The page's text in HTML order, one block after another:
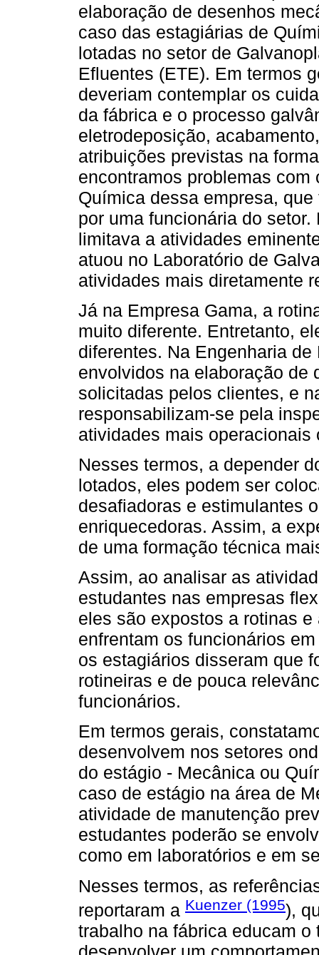
elaboração de desenhos
caso das estagiárias de
lotadas no setor de
Efluentes (ETE). Em termos
deveriam contemplar os
da fábrica e o processo
eletrodeposição,
atribuições previstas na
encontramos problemas
Química dessa empresa,
por uma funcionária do
limitava a atividades
atuou no Laboratório de
atividades mais diretamente
Já na Empresa Gama, a
muito diferente. Entretanto,
diferentes. Na Engenharia
envolvidos na elaboração de
solicitadas pelos clientes, e
responsabilizam-se pela
atividades mais operacionais
Nesses termos, a depender
lotados, eles podem ser
desafiadoras e estimulantes
enriquecedoras. Assim, a
de uma formação técnica
Assim, ao analisar as
estudantes nas empresas
eles são expostos a rotinas
enfrentam os funcionários
os estagiários disseram que
rotineiras e de pouca
funcionários.
Em termos gerais,
desenvolvem nos setores
do estágio - Mecânica ou
caso de estágio na área de
atividade de manutenção
estudantes poderão se
como em laboratórios e em
Nesses termos, as
reportaram a Kuenzer (1995),
trabalho na fábrica educam